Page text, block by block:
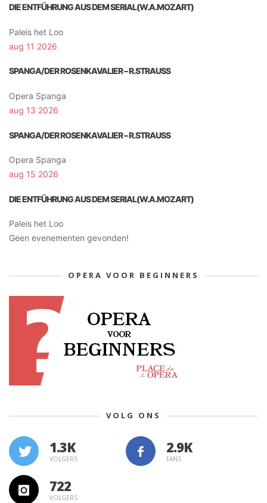
DIE ENTFÜHRUNG AUS DEM SERIAL(W.A.MOZART)
Paleis het Loo
aug 11 2026
SPANGA/DER ROSENKAVALIER – R.STRAUSS
Opera Spanga
aug 13 2026
SPANGA/DER ROSENKAVALIER – R.STRAUSS
Opera Spanga
aug 15 2026
DIE ENTFÜHRUNG AUS DEM SERIAL(W.A.MOZART)
Paleis het Loo
Geen evenementen gevonden!
OPERA VOOR BEGINNERS
VOLG ONS
1.3K
VOLGERS FANS
722
VOLGERS